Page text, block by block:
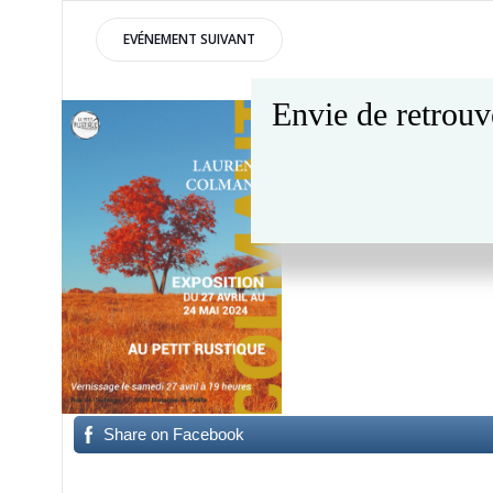
Post
navigation
EVÉNEMENT SUIVANT
Du 27 Avril au 24 mai
Share on Facebook
Envie de